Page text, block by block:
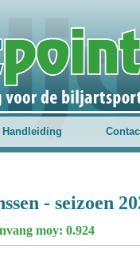
Handleiding
- seizoen
moy: 0.924